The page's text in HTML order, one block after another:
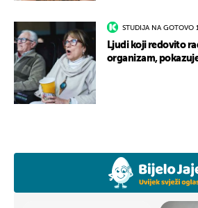
STUDIJA NA GOTOVO
Ljudi koji redovito
organizam,